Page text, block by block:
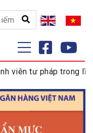
tư pháp trong lĩnh